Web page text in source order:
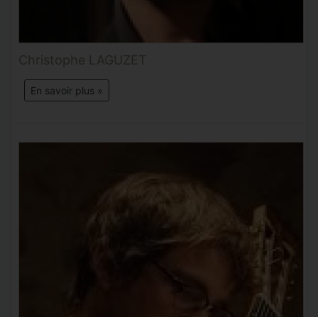
Christophe LAGUZET
En savoir plus »